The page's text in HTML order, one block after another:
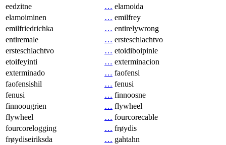
eedzitne
… elamoida
elamoiminen
… emilfrey
emilfriedrichka
… entirelywrong
entiremale
… ersteschlachtvo
ersteschlachtvo
… etoidiboipinle
etoifeyinti
… exterminacion
exterminado
… faofensi
faofensishil
… fenusi
fenusi
… finnoosne
finnoougrien
… flywheel
flywheel
… fourcorecable
fourcorelogging
… frøydis
frøydiseiriksda
… gahtahn